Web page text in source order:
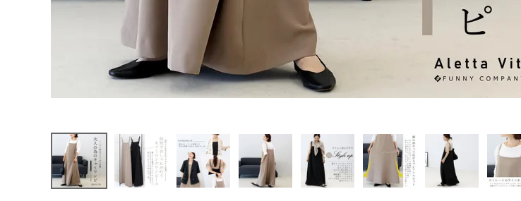
会員ステージ特典プログラムについて